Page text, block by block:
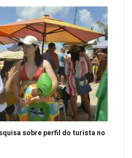
sobre perfil do turista no